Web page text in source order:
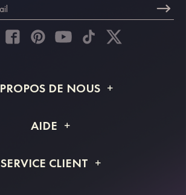
DE NOUS
Livraison
AIDE
Retour et remboursement
SERVICE CLIENT